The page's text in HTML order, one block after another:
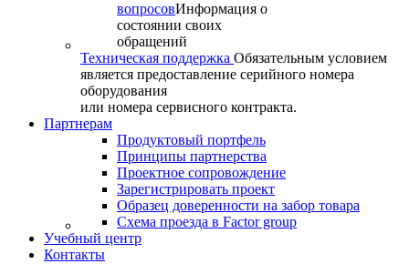
вопросовИнформация о
состоянии своих
обращений
Техническая поддержка Обязательным условием
является предоставление серийного номера
оборудования
или номера сервисного контракта.
Партнерам
Продуктовый портфель
Принципы партнерства
Проектное сопровождение
Зарегистрировать проект
Образец доверенности на забор товара
Схема проезда в Factor group
Учебный центр
Контакты